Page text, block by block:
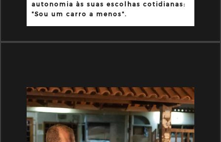
autonomia às suas escolhas cotidianas:
"Sou um carro a menos".